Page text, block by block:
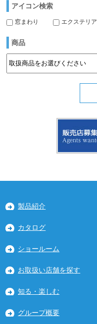
アイコン検索
窓まわり エクステリア
商品
製品紹介
カタログ
ショールーム
お取扱い店舗を探す
知る・楽しむ
グループ概要